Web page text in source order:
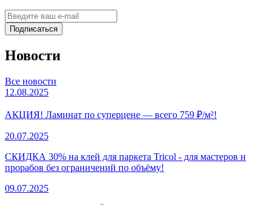
Подписаться
Новости
Все новости
12.08.2025
АКЦИЯ! Ламинат по суперцене — всего 759 ₽/м²!
20.07.2025
СКИДКА 30% на клей для паркета Tricol - для мастеров и
прорабов без ограничений по объёму!
09.07.2025